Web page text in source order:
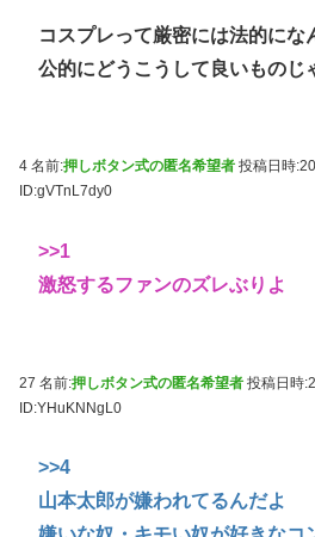
コスプレって厳密には法的にな
公的にどうこうして良いものじ
4 名前:押しボタン式の匿名希望者 投稿日時
ID:gVTnL7dy0
>>1
激怒するファンのズレぶりよ
27 名前:押しボタン式の匿名希望者 投稿日時
ID:YHuKNNgL0
>>4
山本太郎が嫌われてるんだよ